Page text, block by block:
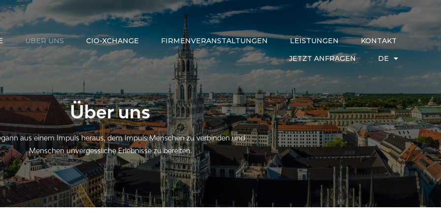
ÜBER UNS CIO-XCHANGE FIRMENVERANSTALTUNGEN LEISTUNGEN
KONTAKT
JETZT ANFRAGEN
DE
Über uns
aus einem Impuls heraus, dem Impuls Menschen zu verbinden und
Menschen unvergessliche Erlebnisse zu bereiten.